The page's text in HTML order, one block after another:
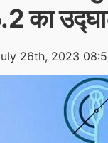
का
26th, 2023